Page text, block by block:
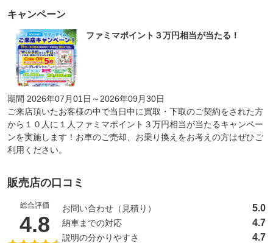
キャンペーン
ファミマポイント３万円相当が当たる！
期間 2026年07月01日～2026年09月30日
ご来店頂いたお客様の中で当日中に買取・下取のご契約をされた方
から１０人に１人ファミマポイント３万円相当が当たるキャンペー
ンを実施します！お車のご売却、お乗り換えをお考えの方はぜひご
利用ください。
販売店の口コミ
総合評価
4.8 （5点満点中）
お問い合わせ（見積り） 5.0
納車までの対応 4.7
説明の分かりやすさ 4.7